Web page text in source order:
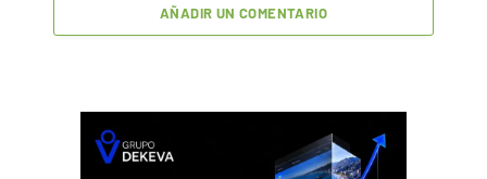
AÑADIR UN COMENTARIO